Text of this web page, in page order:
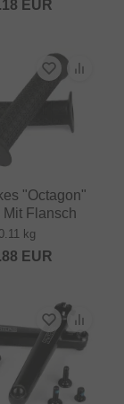
EUR
"Octagon"
Mit Flansch
0.11 kg
EUR